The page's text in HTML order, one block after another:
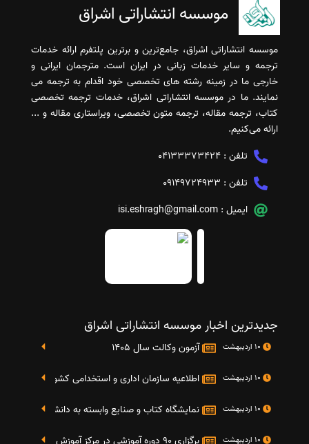
موسسه انتشاراتی اشراق
موسسه انتشاراتی اشراق، جامع‌ترین و برترین پلتفرم ارائه خدمات
ترجمه و سایر خدمات زبانی در ایران است. مترجمان ایرانی و
خارجی ما در زمینه رشته های تخصصی خود اقدام به ترجمه می
نمایند. ما در موسسه انتشاراتی اشراق، خدمات ترجمه تخصصی
کتاب، ترجمه مقاله، ترجمه متون تخصصی، ویراستاری مقاله و ...
ارائه می‌کنیم.
تلفن : 04133373424
تلفن : 09149724933
ایمیل : isi.eshragh@gmail.com
جدیدترین اخبار موسسه انتشاراتی اشراق
آزمون وکالت سال 1405
اطلاعیه سازمان اداری و استخدامی کشور در خصوص
نمایشگاه کتاب و صنایع وابسته به دانشگاه صنعتی شریف 4 الی 8 مهر